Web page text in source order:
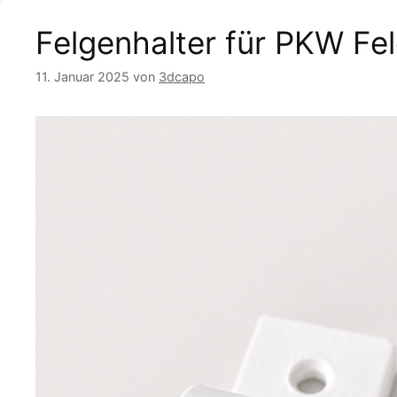
Felgenhalter für PKW
11. Januar 2025 von 3dcapo